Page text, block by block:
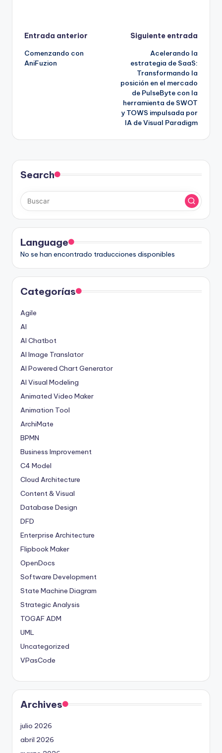
Navegación
de
Entrada anterior
Comenzando con
AniFuzion
Siguiente entrada
Acelerando la
estrategia de SaaS:
Transformando la
posición en el mercado
de PulseByte con la
herramienta de SWOT
y TOWS impulsada por
IA de Visual Paradigm
Search
Language
No se han encontrado traducciones disponibles
Categorías
Agile
AI
AI Chatbot
AI Image Translator
AI Powered Chart Generator
AI Visual Modeling
Animated Video Maker
Animation Tool
ArchiMate
BPMN
Business Improvement
C4 Model
Cloud Architecture
Content & Visual
Database Design
DFD
Enterprise Architecture
Flipbook Maker
OpenDocs
Software Development
State Machine Diagram
Strategic Analysis
TOGAF ADM
UML
Uncategorized
VPasCode
Archives
julio 2026
abril 2026